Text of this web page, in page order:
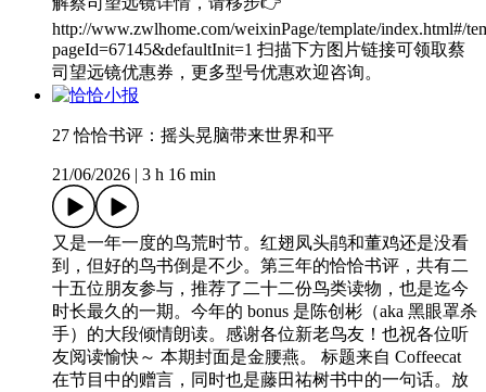
http://www.zwlhome.com/weixinPage/template/index.html#/
pageId=67145&defaultInit=1 扫描下方图片链接可领取蔡
司望远镜优惠券，更多型号优惠欢迎咨询。
27 恰恰书评：摇头晃脑带来世界和平
21/06/2026 3 h 16 min
又是一年一度的鸟荒时节。红翅凤头鹃和董鸡还是没看
到，但好的鸟书倒是不少。第三年的恰恰书评，共有二
十五位朋友参与，推荐了二十二份鸟类读物，也是迄今
时长最久的一期。今年的 bonus 是陈创彬（aka 黑眼罩杀
手）的大段倾情朗读。感谢各位新老鸟友！也祝各位听
友阅读愉快～ 本期封面是金腰燕。 标题来自 Coffeecat
在节目中的赠言，同时也是藤田祐树书中的一句话。放